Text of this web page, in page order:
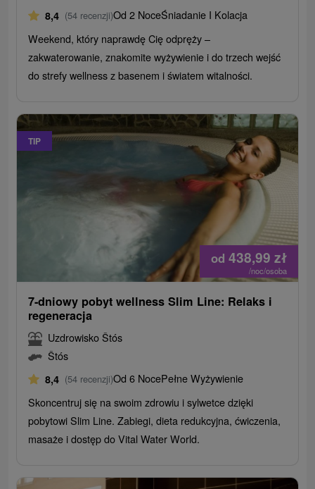
8,4 (54 recenzji)Od 2 NoceŚniadanie I Kolacja
Weekend, który naprawdę Cię odpręży –
zakwaterowanie, znakomite wyżywienie i do trzech wejść
do strefy wellness z basenem i światem witalności.
TIP
od 438,99 zł
/noc/osoba
7-dniowy pobyt wellness Slim Line: Relaks i
regeneracja
Uzdrowisko Štós
Štós
8,4 (54 recenzji)Od 6 NocePełne Wyżywienie
Skoncentruj się na swoim zdrowiu i sylwetce dzięki
pobytowi Slim Line. Zabiegi, dieta redukcyjna, ćwiczenia,
masaże i dostęp do Vital Water World.